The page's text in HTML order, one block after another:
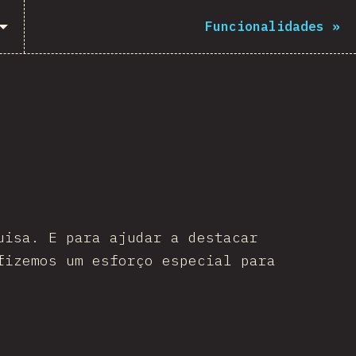
Funcionalidades »
E para ajudar a destacar
um esforço especial para